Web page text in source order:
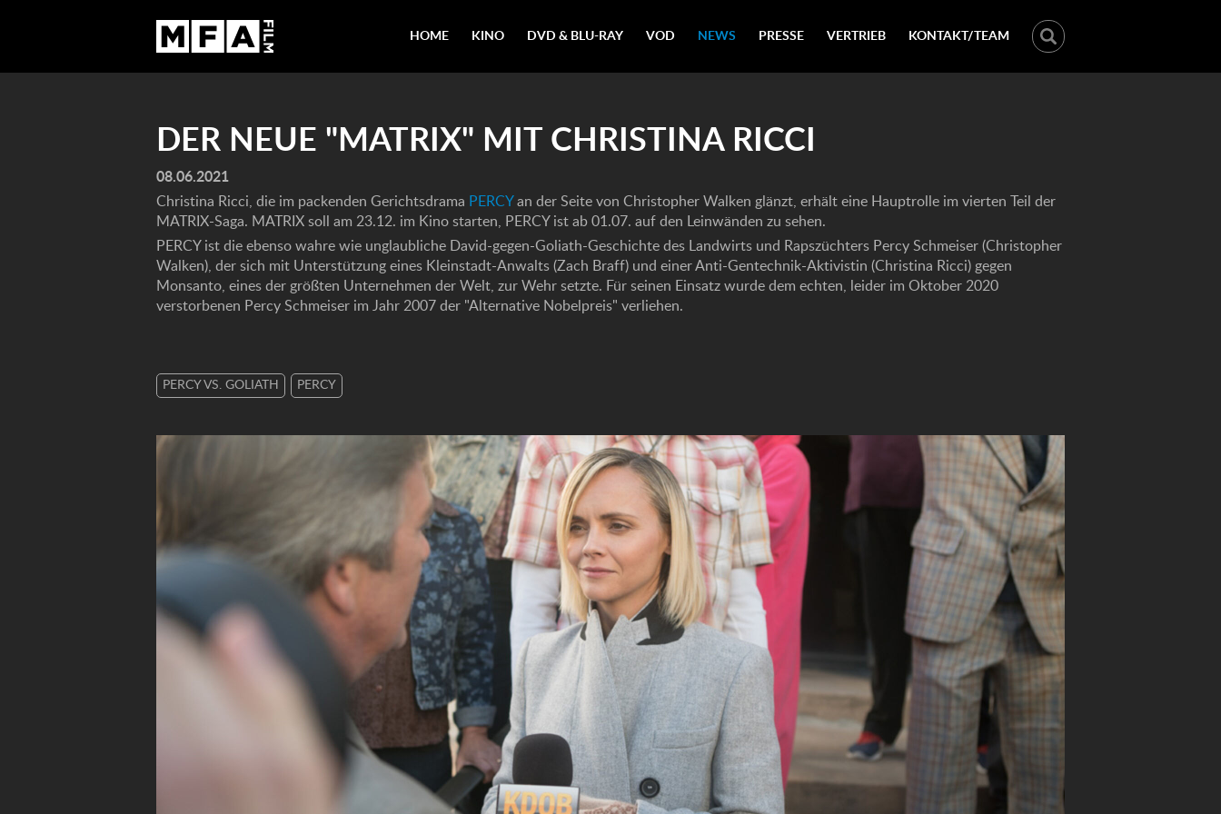
HOME KINO DVD & BLU-RAY VOD NEWS PRESSE VERTRIEB KONTAKT/TEAM
DER NEUE "MATRIX" MIT CHRISTINA RICCI
08.06.2021
Christina Ricci, die im packenden Gerichtsdrama PERCYan der Seite von Christopher Walken glänzt, erhält eine Hauptrolle im vierten Teil der
MATRIX-Saga. MATRIX soll am 23.12. im Kino starten, PERCY ist ab 01.07. auf den Leinwänden zu sehen.
PERCY ist die ebenso wahre wie unglaubliche David-gegen-Goliath-Geschichte des Landwirts und Rapszüchters Percy Schmeiser (Christopher
Walken), der sich mit Unterstützung eines Kleinstadt-Anwalts (Zach Braff) und einer Anti-Gentechnik-Aktivistin (Christina Ricci) gegen
Monsanto, eines der größten Unternehmen der Welt, zur Wehr setzte. Für seinen Einsatz wurde dem echten, leider im Oktober 2020
verstorbenen Percy Schmeiser im Jahr 2007 der "Alternative Nobelpreis" verliehen.
PERCY VS. GOLIATH PERCY